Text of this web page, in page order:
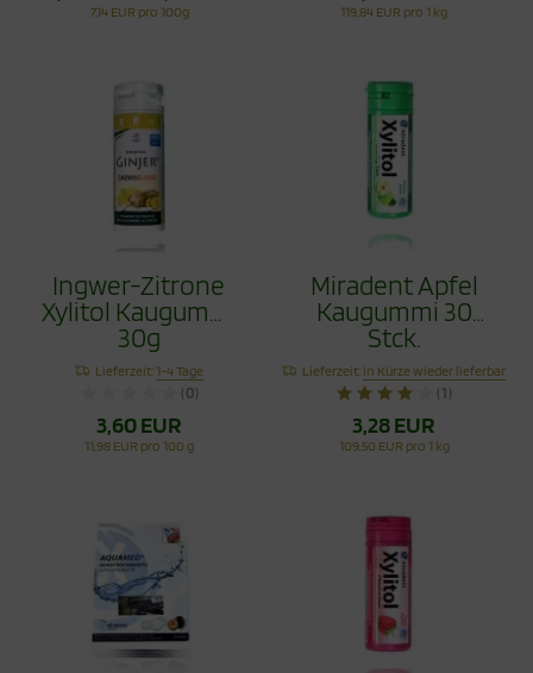
7,14 EUR pro 100g 119,84 EUR pro 1 kg
Ingwer-Zitrone
Xylitol Kaugummi
30g
Lieferzeit:1-4 Tage
(0)
3,60 EUR
11,98 EUR pro 100 g
Miradent Apfel
Kaugummi 30
Stck.
Lieferzeit: in Kürze wieder lieferbar
(1)
3,28 EUR
109,50 EUR pro 1 kg